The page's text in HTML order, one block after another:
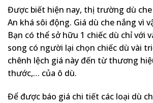
Được biết hiện nay, thị trường dù
An khá sôi động. Giá dù che nắng vì
Bạn có thể sở hữu 1 chiếc dù chỉ với
song có người lại chọn chiếc dù vài
chênh lệch giá này đến từ thương
thước,… của ô dù.
Để được báo giá chi tiết các loại dù